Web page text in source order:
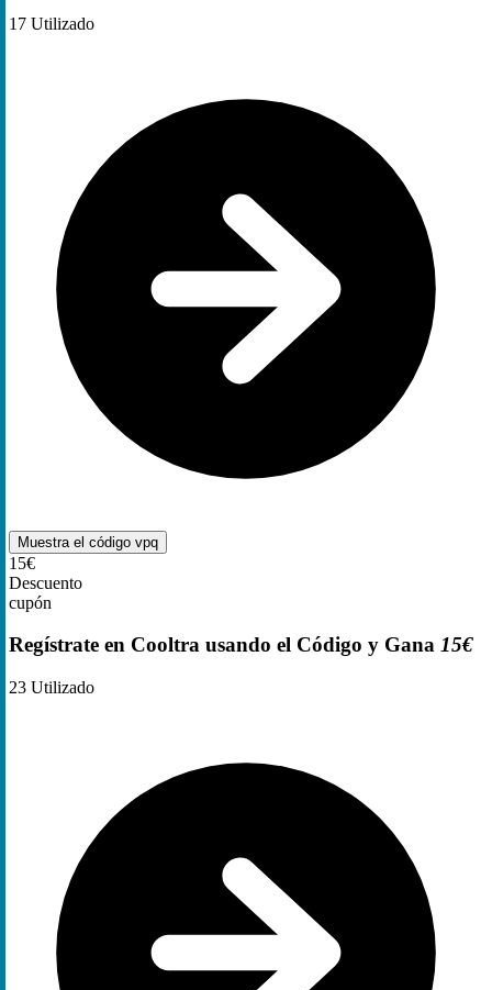
17 Utilizado
Muestra el código vpq
15€
Descuento
cupón
Regístrate en Cooltra usando el Código y Gana 15€
23 Utilizado